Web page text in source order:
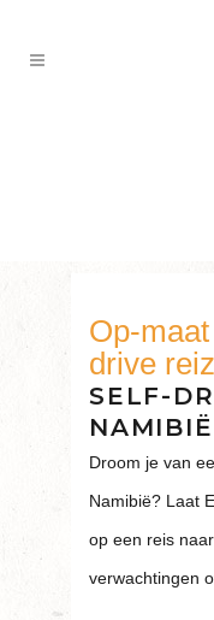
Op-
drive
SELF-
NAMIBIË
Droom je van
Namibië? Laat
op een reis
verwachtingen